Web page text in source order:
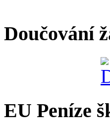
Doučování
EU Peníze